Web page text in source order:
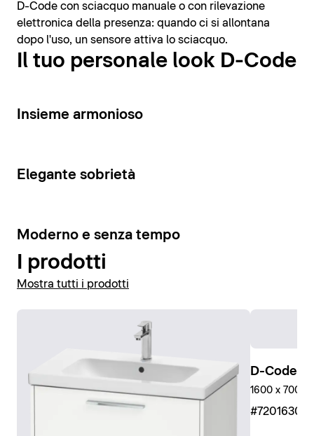
D-Code con sciacquo manuale o con rilevazione
elettronica della presenza: quando ci si allontana
dopo l'uso, un sensore attiva lo sciacquo.
Il tuo personale look D-Code
14
Insieme armonioso
15
Elegante sobrietà
10
Moderno e senza tempo
I prodotti
Mostra tutti i prodotti
D-Code
1600 x 700